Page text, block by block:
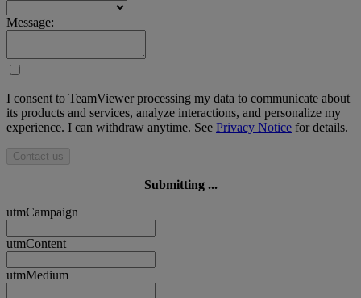
Message:
I consent to TeamViewer processing my data to communicate about
its products and services, analyze interactions, and personalize my
experience. I can withdraw anytime. See Privacy Notice for details.
Contact us
Submitting ...
utmCampaign
utmContent
utmMedium